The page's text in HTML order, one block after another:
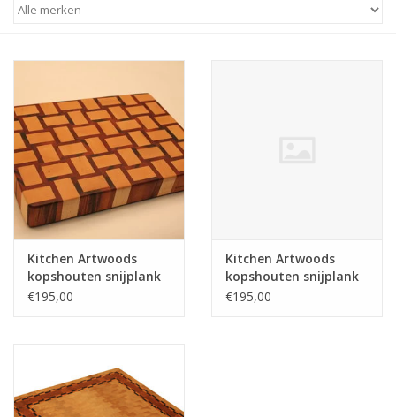
Magnetische houten
Kitchen Artwoods
kopshouten snijplank
met gewoven patroon
€195,00
Kitchen Artwoods
kopshouten snijplank
met gewoven patroon
€195,00